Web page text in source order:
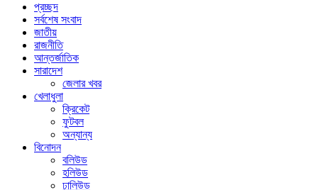
প্রচ্ছদ
সর্বশেষ সংবাদ
জাতীয়
রাজনীতি
আন্তর্জাতিক
সারাদেশ
জেলার খবর
খেলাধুলা
ক্রিকেট
ফুটবল
অন্যান্য
বিনোদন
বলিউড
হলিউড
ঢালিউড